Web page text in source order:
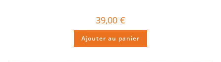
39,00 €
Ajouter au panier